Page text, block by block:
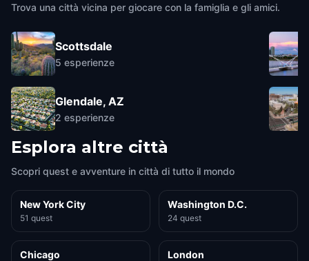
Trova una città vicina per giocare con la famiglia e gli amici.
Scottsdale
5 esperienze
Glendale, AZ
2 esperienze
Esplora altre città
Scopri quest e avventure in città di tutto il mondo
New York City
51 quest
Washington D.C.
24 quest
Chicago London